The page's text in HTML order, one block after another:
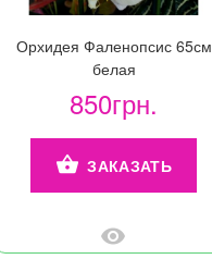
Орхидея Фаленопсис 65см
белая
850грн.
ЗАКАЗАТЬ